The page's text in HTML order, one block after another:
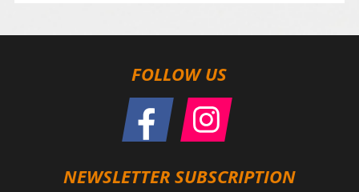
FOLLOW US
NEWSLETTER SUBSCRIPTION